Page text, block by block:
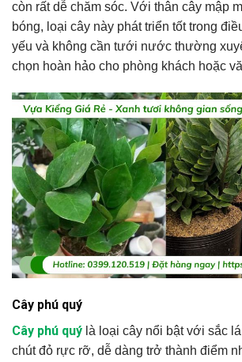
còn rất dễ chăm sóc. Với thân cây mập
bóng, loại cây này phát triển tốt trong
yếu và không cần tưới nước thường
chọn hoàn hảo cho phòng khách hoặc
Cây phú quý
Cây phú quý là loại cây nổi bật với sắc
chút đỏ rực rỡ, dễ dàng trở thành điểm